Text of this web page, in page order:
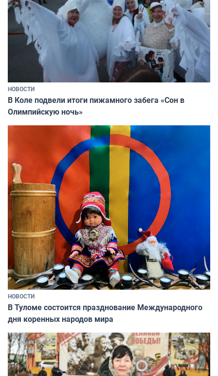
НОВОСТИ
В Коле подвели итоги пижамного забега «Сон в
Олимпийскую ночь»
НОВОСТИ
В Туломе состоится празднование Международного
дня коренных народов мира